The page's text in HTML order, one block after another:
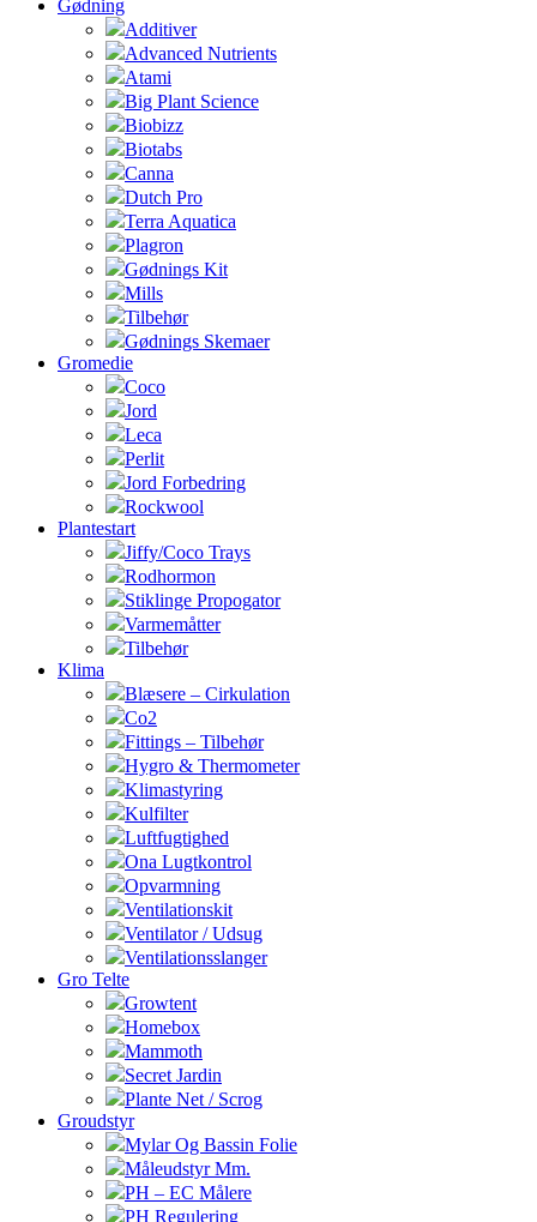
Gødning
Additiver
Advanced Nutrients
Atami
Big Plant Science
Biobizz
Biotabs
Canna
Dutch Pro
Terra Aquatica
Plagron
Gødnings Kit
Mills
Tilbehør
Gødnings Skemaer
Gromedie
Coco
Jord
Leca
Perlit
Jord Forbedring
Rockwool
Plantestart
Jiffy/Coco Trays
Rodhormon
Stiklinge Propogator
Varmemåtter
Tilbehør
Klima
Blæsere – Cirkulation
Co2
Fittings – Tilbehør
Hygro & Thermometer
Klimastyring
Kulfilter
Luftfugtighed
Ona Lugtkontrol
Opvarmning
Ventilationskit
Ventilator / Udsug
Ventilationsslanger
Gro Telte
Growtent
Homebox
Mammoth
Secret Jardin
Plante Net / Scrog
Groudstyr
Mylar Og Bassin Folie
Måleudstyr Mm.
PH – EC Målere
PH Regulering